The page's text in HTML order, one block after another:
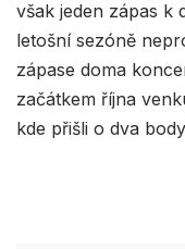
však jeden zápas k
letošní sezóně
zápase doma
začátkem října
kde přišli o dva